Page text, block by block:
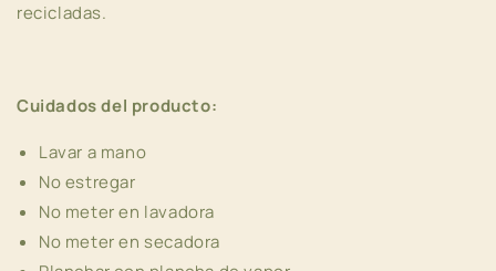
recicladas.
Cuidados del producto:
Lavar a mano
No estregar
No meter en lavadora
No meter en secadora